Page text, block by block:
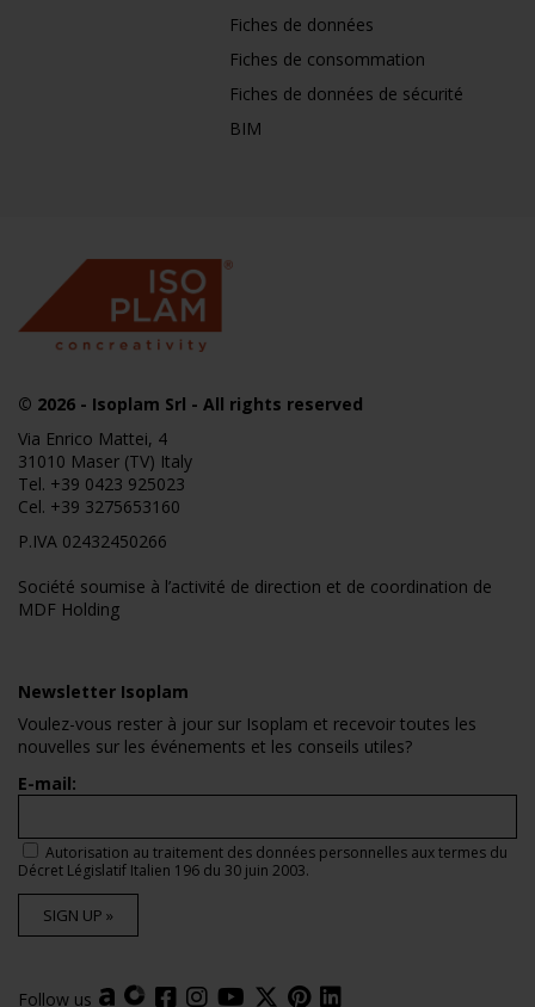
Fiches de données
Fiches de consommation
Fiches de données de sécurité
BIM
© 2026 - Isoplam Srl - All rights reserved
Via Enrico Mattei, 4
31010 Maser (TV) Italy
Tel. +39 0423 925023
Cel. +39 3275653160
P.IVA 02432450266
Société soumise à l’activité de direction et de coordination de
MDF Holding
Newsletter Isoplam
Voulez-vous rester à jour sur Isoplam et recevoir toutes les
nouvelles sur les événements et les conseils utiles?
E-mail:
Autorisation au traitement des données personnelles aux termes du
Décret Législatif Italien 196 du 30 juin 2003.
SIGN UP »
Follow us